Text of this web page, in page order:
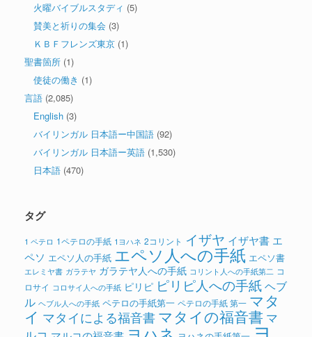
火曜バイブルスタディ (5)
賛美と祈りの集会 (3)
ＫＢＦフレンズ東京 (1)
聖書箇所 (1)
使徒の働き (1)
言語 (2,085)
English (3)
バイリンガル 日本語ー中国語 (92)
バイリンガル 日本語ー英語 (1,530)
日本語 (470)
タグ
1 ペテロ 1ペテロの手紙 1ヨハネ 2コリント イザヤ イザヤ書 エ
ペソ エペソ人の手紙 エペソ人への手紙 エペソ書
エレミヤ書 ガラテヤ ガラテヤ人への手紙 コリント人への手紙第二 コ
ロサイ コロサイ人への手紙 ピリピ ピリピ人への手紙ヘブ
ル ヘブル人への手紙 ペテロの手紙第一 ペテロの手紙 第一 マタ
イ マタイによる福音書 マタイの福音書 マ